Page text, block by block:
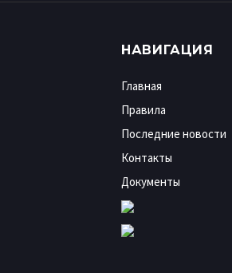
НАВИГАЦИЯ
Главная
Правила
Последние новости
Контакты
Документы